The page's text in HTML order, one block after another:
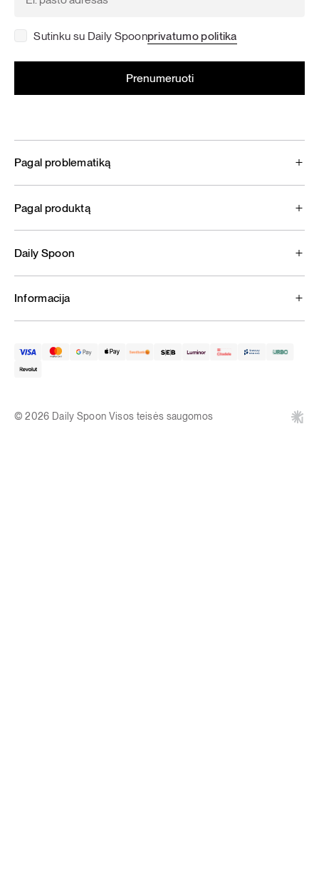
Sutinku su Daily Spoonprivatumo politika
Pagal problematiką
Pagal produktą
Daily Spoon
Informacija
© 2026 Daily Spoon Visos teisės saugomos